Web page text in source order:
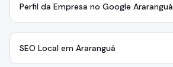
Perfil da Empresa no Google Araranguá
SEO Local em Araranguá